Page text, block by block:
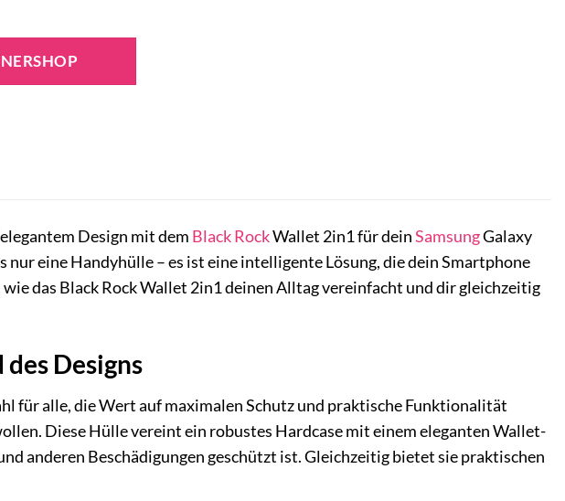
Design mit dem Black RockWallet 2in1 für deinSamsungGalaxy
eine Handyhülle – es ist eine intelligente Lösung, die dein Smartphone
das Black Rock Wallet 2in1 deinen Alltag vereinfacht und dir gleichzeitig
Designs
für alle, die Wert auf maximalen Schutz und praktische Funktionalität
Diese Hülle vereint ein robustes Hardcase mit einem eleganten Wallet-
anderen Beschädigungen geschützt ist. Gleichzeitig bietet sie praktischen